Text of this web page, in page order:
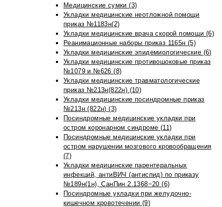
Медицинские сумки (3)
Укладки медицинские неотложной помощи
приказ №1183н(2)
Укладки медицинские врача скорой помощи (6)
Реанимационные наборы приказ 1165н (5)
Укладки медицинские эпидемиологические (6)
Укладки медицинские противошоковые приказ
№1079 и №626 (8)
Укладки медицинские травматологические
приказ №213н(822н) (10)
Укладки медицинские посиндромные приказ
№213н (822н) (3)
Посиндромные медицинские укладки при
остром коронарном синдроме (11)
Посиндромные медицинские укладки при
остром нарушении мозгового кровообращения
(7)
Укладки медицинские парентеральных
инфекций, антиВИЧ (антиспид) по приказу
№189н(1н), СанПин 2.1368−20 (6)
Посиндромные укладки при желудочно-
кишечном кровотечении (9)